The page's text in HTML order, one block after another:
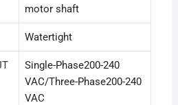
motor shaft
Watertight
Single-Phase200-240
VAC/Three-Phase200-240
VAC